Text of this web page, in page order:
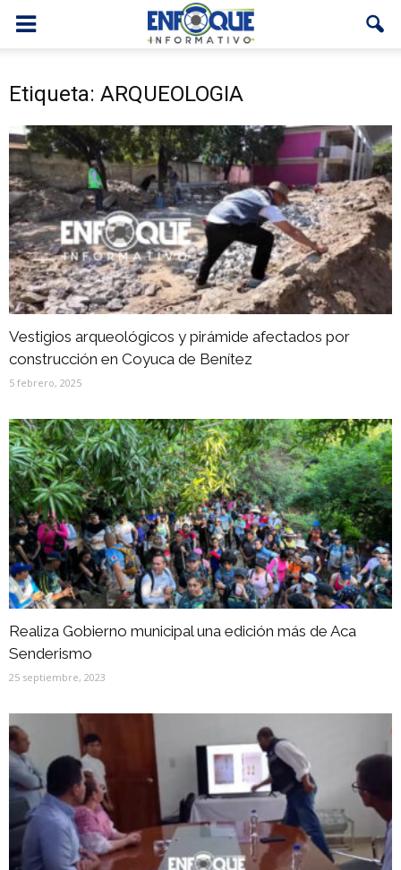
Etiqueta: ARQUEOLOGIA
Vestigios arqueológicos y pirámide afectados por
construcción en Coyuca de Benítez
5 febrero, 2025
Realiza Gobierno municipal una edición más de Aca
Senderismo
25 septiembre, 2023